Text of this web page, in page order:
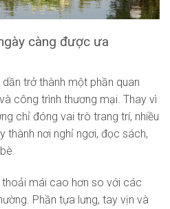
càng được ưa
trở thành một phần quan
công trình thương mại. Thay vì
chỉ đóng vai trò trang trí, nhiều
thành nơi nghỉ ngơi, đọc sách,
mái cao hơn so với các
Phần tựa lưng, tay vịn và